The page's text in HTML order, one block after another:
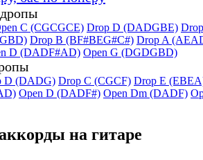
C (CGCGCE) Drop D (DADGBE)
Drop B (BF#BEG#C#) Drop A
D (DADF#AD) Open G (DGDGBD)
D (DADG) Drop C (CGCF) Drop E
Open D (DADF#) Open Dm (DADF)
на гитаре